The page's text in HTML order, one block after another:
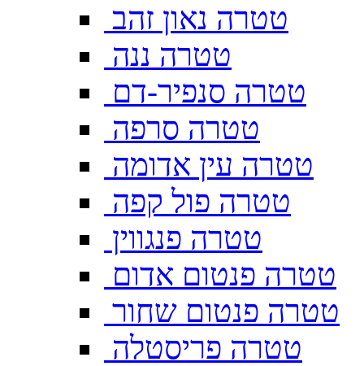
טטרה נאון זהב
טטרה ננה
טטרה סנפיר-דם
טטרה סרפה
טטרה עין אדומה
טטרה פול קפה
טטרה פנגווין
טטרה פנטום אדום
טטרה פנטום שחור
טטרה פריסטלה